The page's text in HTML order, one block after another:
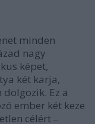
minden
nagy
képet,
két karja,
Ez a
ember két keze
célért –